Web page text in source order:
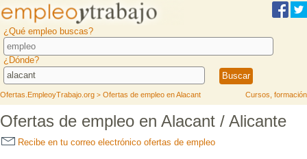
¿Qué empleo buscas?
¿Dónde?
Ofertas.EmpleoyTrabajo.org > Ofertas de empleo en Alacant Cursos, formación
Ofertas de empleo en Alacant / Alicante
Recibe en tu correo electrónico ofertas de empleo